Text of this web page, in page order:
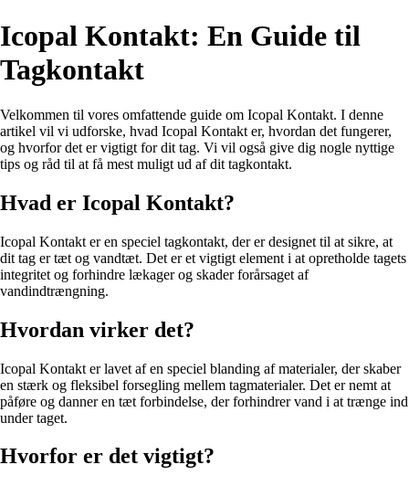
Icopal Kontakt: En Guide til
Tagkontakt
Velkommen til vores omfattende guide om Icopal Kontakt. I denne
artikel vil vi udforske, hvad Icopal Kontakt er, hvordan det fungerer,
og hvorfor det er vigtigt for dit tag. Vi vil også give dig nogle nyttige
tips og råd til at få mest muligt ud af dit tagkontakt.
Hvad er Icopal Kontakt?
Icopal Kontakt er en speciel tagkontakt, der er designet til at sikre, at
dit tag er tæt og vandtæt. Det er et vigtigt element i at opretholde tagets
integritet og forhindre lækager og skader forårsaget af
vandindtrængning.
Hvordan virker det?
Icopal Kontakt er lavet af en speciel blanding af materialer, der skaber
en stærk og fleksibel forsegling mellem tagmaterialer. Det er nemt at
påføre og danner en tæt forbindelse, der forhindrer vand i at trænge ind
under taget.
Hvorfor er det vigtigt?